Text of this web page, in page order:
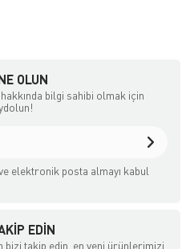
OLUN
bilgi sahibi olmak için
elektronik posta almayı kabul
EDIN
bizi takip edin, en yeni ürünlerimizi